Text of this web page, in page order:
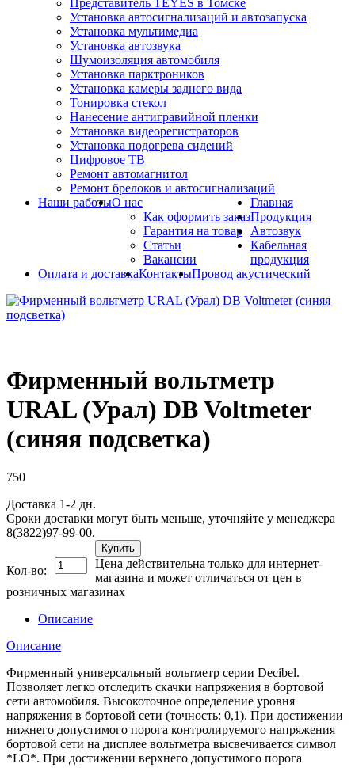
Установка автосигнализаций и автозапуска
Установка мультимедиа
Установка автозвука
Шумоизоляция автомобиля
Установка парктроников
Установка камеры заднего вида
Тонировка стекол
Нанесение антигравийной пленки
Установка видеорегистраторов
Установка подогрева сидений
Цифровое ТВ
Ремонт автомагнитол
Ремонт брелоков и автосигнализаций
Наши работыО нас
Как оформить заказ
Гарантия на товар
Статьи
Вакансии
Оплата и доставкаКонтакты
Главная
Продукция
Автозвук
Кабельная
продукция
Провод акустический
Фирменный вольтметр
URAL (Урал) DB Voltmeter
(синяя подсветка)
750
Доставка 1-2 дн.
Сроки доставки могут быть меньше, уточняйте у менеджера
8(3822)97-99-00.
Кол-во:
Купить
Цена действительна только для интернет-
магазина и может отличаться от цен в
розничных магазинах
Описание
Описание
Фирменный универсальный вольтметр серии Decibel.
Позволяет легко отследить скачки напряжения в бортовой
сети автомобиля. Высокоточное определение уровня
напряжения в бортовой сети (точность: 0,1). При достижении
нижнего допустимого порога контролируемого напряжения
бортовой сети на дисплее вольтметра высвечивается символ
*LO*. При достижении верхнего допустимого порога